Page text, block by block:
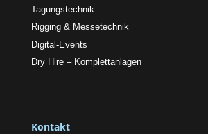
Tagungstechnik
Rigging & Messetechnik
Digital-Events
Dry Hire – Komplettanlagen
Kontakt